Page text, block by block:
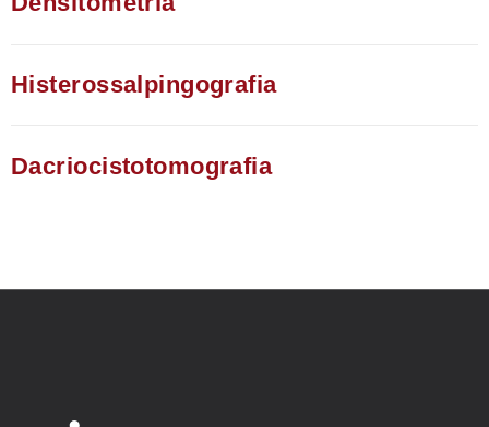
Histerossalpingografia​
Dacriocistotomografia​